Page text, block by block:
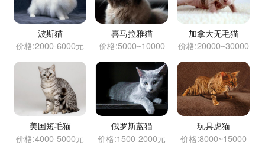
波斯猫
价格:2000-6000元
喜马拉雅猫
价格:5000~10000
加拿大无毛猫
价格:20000~30000
美国短毛猫
价格:4000-5000元
俄罗斯蓝猫
价格:1500-2000元
玩具虎猫
价格:8000~15000